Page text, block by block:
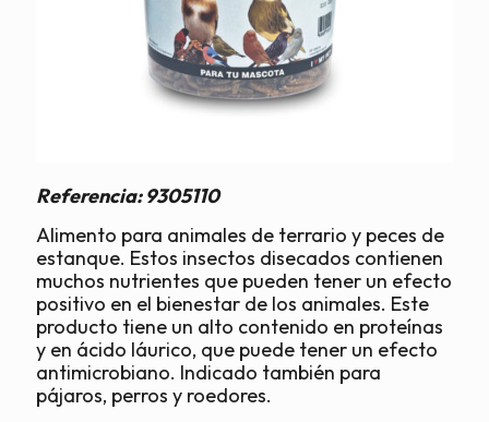
Referencia:9305110
Alimento para animales de terrario y peces de
estanque. Estos insectos disecados contienen
muchos nutrientes que pueden tener un efecto
positivo en el bienestar de los animales. Este
producto tiene un alto contenido en proteínas
y en ácido láurico, que puede tener un efecto
antimicrobiano. Indicado también para
pájaros, perros y roedores.